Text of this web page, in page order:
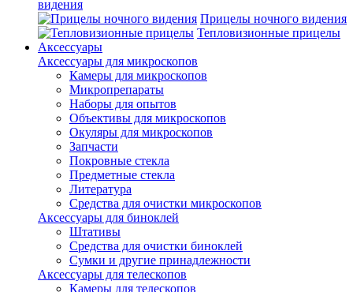
видения
Прицелы ночного видения
Тепловизионные прицелы
Аксессуары
Аксессуары для микроскопов
Камеры для микроскопов
Микропрепараты
Наборы для опытов
Объективы для микроскопов
Окуляры для микроскопов
Запчасти
Покровные стекла
Предметные стекла
Литература
Средства для очистки микроскопов
Аксессуары для биноклей
Штативы
Средства для очистки биноклей
Сумки и другие принадлежности
Аксессуары для телескопов
Камеры для телескопов